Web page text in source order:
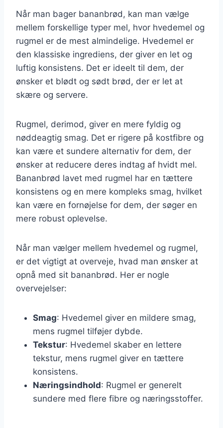
Når man bager bananbrød, kan man vælge
mellem forskellige typer mel, hvor hvedemel og
rugmel er de mest almindelige. Hvedemel er
den klassiske ingrediens, der giver en let og
luftig konsistens. Det er ideelt til dem, der
ønsker et blødt og sødt brød, der er let at
skære og servere.
Rugmel, derimod, giver en mere fyldig og
nøddeagtig smag. Det er rigere på kostfibre og
kan være et sundere alternativ for dem, der
ønsker at reducere deres indtag af hvidt mel.
Bananbrød lavet med rugmel har en tættere
konsistens og en mere kompleks smag, hvilket
kan være en fornøjelse for dem, der søger en
mere robust oplevelse.
Når man vælger mellem hvedemel og rugmel,
er det vigtigt at overveje, hvad man ønsker at
opnå med sit bananbrød. Her er nogle
overvejelser:
Smag: Hvedemel giver en mildere smag,
mens rugmel tilføjer dybde.
Tekstur: Hvedemel skaber en lettere
tekstur, mens rugmel giver en tættere
konsistens.
Næringsindhold: Rugmel er generelt
sundere med flere fibre og næringsstoffer.